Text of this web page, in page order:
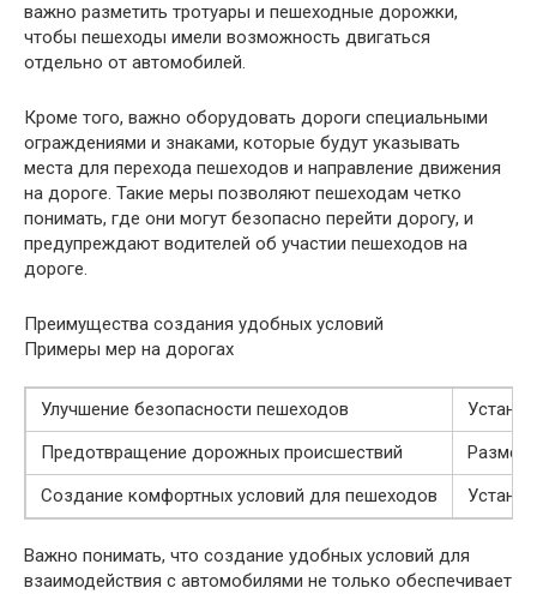
важно разметить тротуары и пешеходные дорожки,
чтобы пешеходы имели возможность двигаться
отдельно от автомобилей.
Кроме того, важно оборудовать дороги специальными
ограждениями и знаками, которые будут указывать
места для перехода пешеходов и направление движения
на дороге. Такие меры позволяют пешеходам четко
понимать, где они могут безопасно перейти дорогу, и
предупреждают водителей об участии пешеходов на
дороге.
Преимущества создания удобных условий
Примеры мер на дорогах
Улучшение безопасности пешеходов
Предотвращение дорожных происшествий
Создание комфортных условий для пешеходов
Важно понимать, что создание удобных условий для
взаимодействия с автомобилями не только обеспечивает